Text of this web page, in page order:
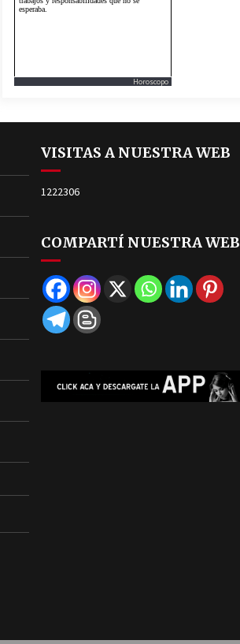
Horoscopo
VISITAS A NUESTRA WEB
1222306
COMPARTÍ NUESTRA WEB